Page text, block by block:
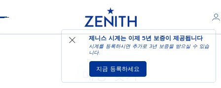
제니스 시계는 이제5년 보증이 제공됩니다
시계를 등록하시면 추가로 3년 보증을 받으실 수 있습
니다.
지금 등록하세요
★
매장 찾기